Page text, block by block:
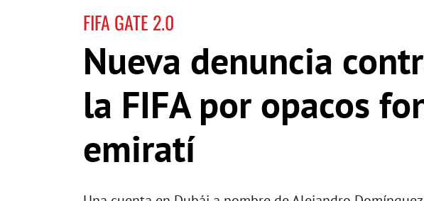
FIFA GATE 2.0
Nueva denuncia
la FIFA por opacos
emiratí